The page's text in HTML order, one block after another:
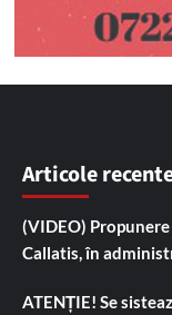
Articole
(VIDEO)
Callatis, în
ATENȚIE! Se